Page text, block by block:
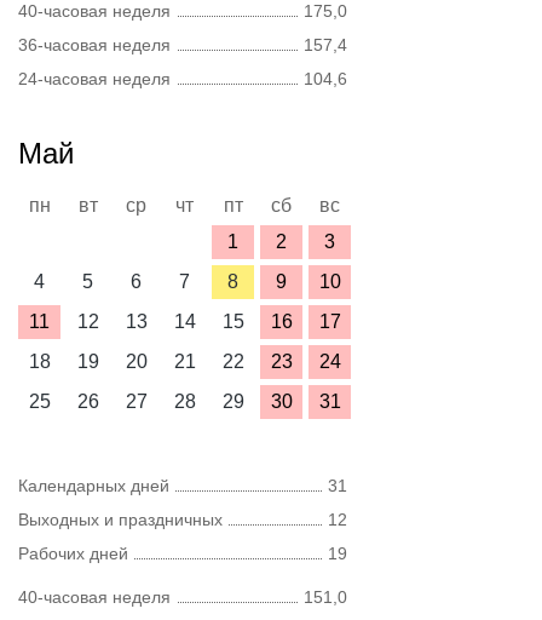
40-часовая неделя
175,0
36-часовая неделя
157,4
24-часовая неделя
104,6
Май
пн вт ср чт пт сб
вс
1
2
3
4
5 6 7 8 9
10
11
12 13 14 15 16
17
18
19 20 21 22 23
24
25
26 27 28 29 30 31
Календарных дней
31
Выходных и праздничных
12
Рабочих дней
19
40-часовая неделя
151,0